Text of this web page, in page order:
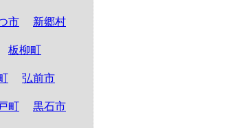
市 新郷村
板柳町
弘前市
町 黒石市